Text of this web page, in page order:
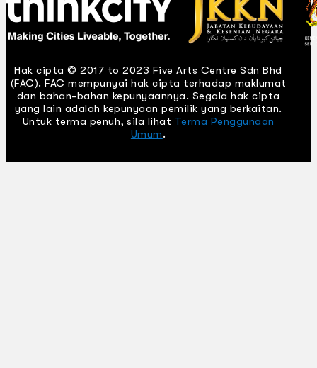
Hak cipta © 2017 to 2023 Five Arts Centre Sdn Bhd
(FAC). FAC mempunyai hak cipta terhadap maklumat
dan bahan-bahan kepunyaannya. Segala hak cipta
yang lain adalah kepunyaan pemilik yang berkaitan.
Untuk terma penuh, sila lihat Terma Penggunaan
Umum.